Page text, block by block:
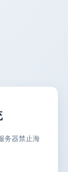
务器禁止海